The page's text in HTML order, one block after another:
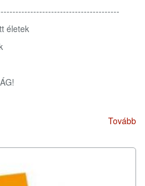
életek
Tovább